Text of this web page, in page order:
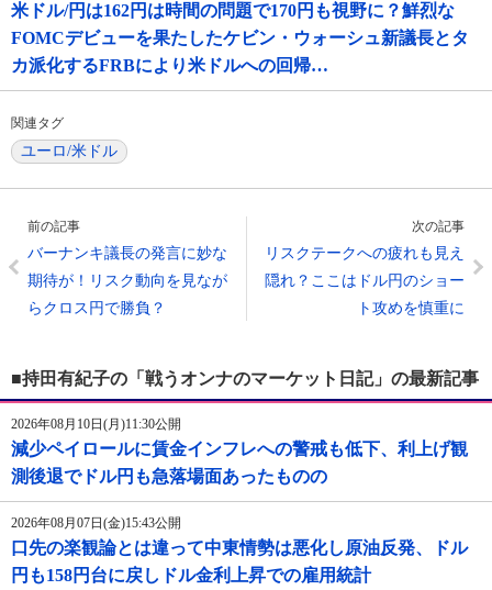
米ドル/円は162円は時間の問題で170円も視野に？鮮烈な
FOMCデビューを果たしたケビン・ウォーシュ新議長とタ
カ派化するFRBにより米ドルへの回帰…
関連タグ
ユーロ/米ドル
前の記事
バーナンキ議長の発言に妙な
期待が！リスク動向を見なが
らクロス円で勝負？
次の記事
リスクテークへの疲れも見え
隠れ？ここはドル円のショー
ト攻めを慎重に
■持田有紀子の「戦うオンナのマーケット日記」の最新記事
2026年08月10日(月)11:30公開
減少ペイロールに賃金インフレへの警戒も低下、利上げ観
測後退でドル円も急落場面あったものの
2026年08月07日(金)15:43公開
口先の楽観論とは違って中東情勢は悪化し原油反発、ドル
円も158円台に戻しドル金利上昇での雇用統計